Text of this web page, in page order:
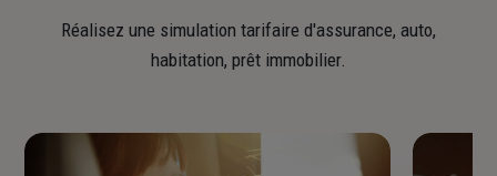
Réalisez une simulation tarifaire d'assurance, auto,
habitation, prêt immobilier.